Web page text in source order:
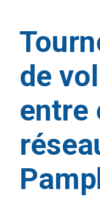
de
entre